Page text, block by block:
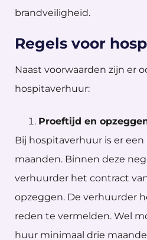
brandveiligheid.
Regels voor
Naast voorwaarden zijn er
hospitaverhuur:
Proeftijd en
Bij hospitaverhuur is er
maanden. Binnen deze
verhuurder het contract
opzeggen. De verhuurder
reden te vermelden. Wel
huur minimaal drie